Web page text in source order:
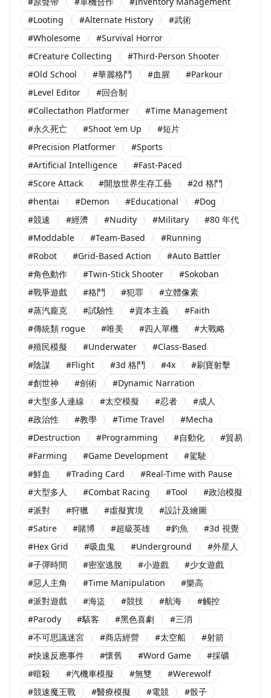
#Looting
#Alternate History
#武術
#Wholesome
#Survival Horror
#Creature Collecting
#Third-Person Shooter
#Old School
#華麗格鬥 #血腥
#Parkour
#Level Editor
#回合制
#Collectathon Platformer
#Time Management
#永久死亡
#Shoot 'em Up
#短片
#Precision Platformer
#Sports
#Artificial Intelligence
#Fast-Paced
#Score Attack
#開放世界生存工藝
#2d 格鬥
#hentai
#Demon #Educational
#Dog
#競速
#經濟 #Nudity #Military
#80 年代
#Moddable
#Team-Based
#Running
#Robot
#Grid-Based Action
#Auto Battler
#角色動作
#Twin-Stick Shooter
#Sokoban
#戰爭遊戲
#格鬥 #犯罪
#立體像素
#蒸汽龐克
#試驗性 #資本主義
#Faith
#傳統類 rogue
#唯美 #四人單機
#大戰略
#殖民模擬
#Underwater
#Class-Based
#陰謀
#Flight #3d 格鬥 #4x
#刷寶射擊
#創世神
#劍術
#Dynamic Narration
#大型多人連線
#太空模擬 #忍者
#成人
#政治性
#教學 #Time Travel
#Mecha
#Destruction
#Programming #自動化
#貿易
#Farming
#Game Development
#駕駛
#鮮血
#Trading Card
#Real-Time with Pause
#大型多人
#Combat Racing #Tool
#政治模擬
#派對
#狩獵 #虛擬實境
#設計及繪圖
#Satire
#賭博 #超級英雄 #釣魚
#3d 視覺
#Hex Grid
#吸血鬼 #Underground
#外星人
#子彈時間
#密室逃脫 #小遊戲
#少女遊戲
#惡人主角
#Time Manipulation
#樂高
#派對遊戲
#海盜 #競技 #航海
#觸控
#Parody
#駭客 #黑色喜劇
#三消
#不可思議迷宮
#商店經營 #太空船
#射箭
#快速反應事件
#懷舊 #Word Game
#採礦
#暗殺
#汽機車模擬 #無雙
#Werewolf
#競速魔王戰
#醫療模擬 #電競
#骰子